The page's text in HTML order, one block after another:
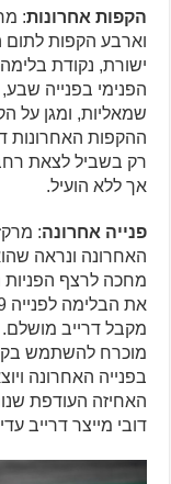
הקפות אחרונות:
וארבע הקפות לתום
ישורת, נקודת
הפנימי בפנייה
שמאליות, ומגן על
ההקפות האחרונות
אך ללא הועיל.
פנייה אחרונה:
האחרונה ונראה
מחכה לרצף הפניות
מקבל דרייב
מוכרח להשתמש
בפנייה האחרונה
האחיזה העודפת
דובי מייצר דרייב